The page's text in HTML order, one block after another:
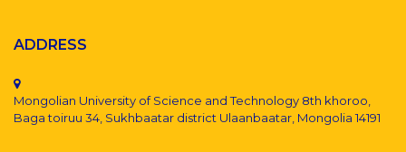
ADDRESS
Mongolian University of Science and Technology 8th khoroo,
Baga toiruu 34, Sukhbaatar district Ulaanbaatar, Mongolia 14191